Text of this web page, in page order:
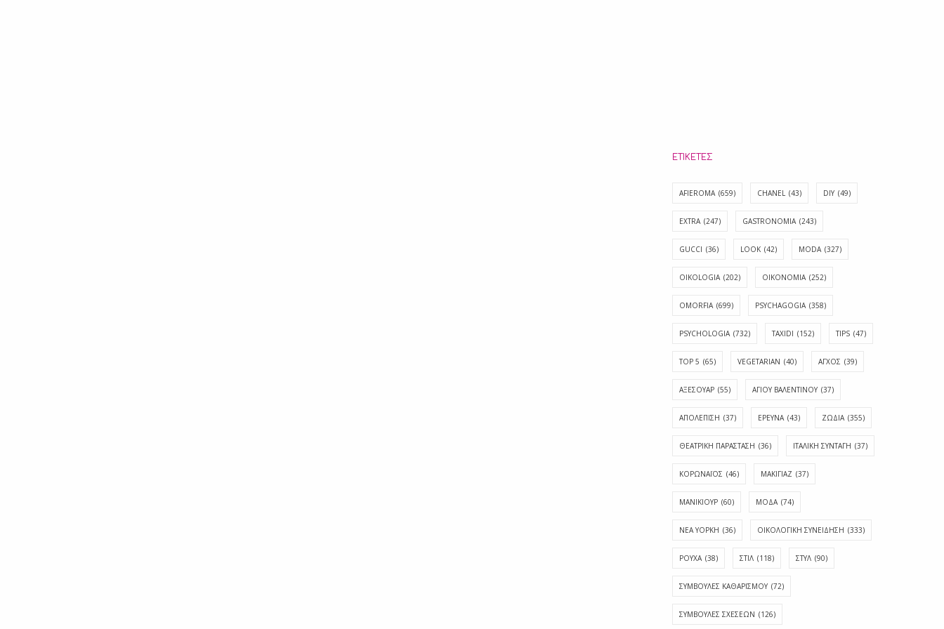
ΕΤΙΚΈΤΕΣ
AFIEROMA (659) CHANEL (43) DIY (49)
EXTRA (247) GASTRONOMIA (243)
GUCCI (36) LOOK (42) MODA (327)
OIKOLOGIA (202) OIKONOMIA (252)
OMORFIA (699) PSYCHAGOGIA (358)
PSYCHOLOGIA (732) TAXIDI (152) TIPS (47)
TOP 5 (65) VEGETARIAN (40) ΑΓΧΟΣ (39)
ΑΞΕΣΟΥΑΡ (55) ΑΓΊΟΥ ΒΑΛΕΝΤΊΝΟΥ (37)
ΑΠΟΛΈΠΙΣΗ (37) ΕΡΕΥΝΑ (43) ΖΩΔΙΑ (355)
ΘΕΑΤΡΙΚΗ ΠΑΡΑΣΤΑΣΗ (36) ΙΤΑΛΙΚΗ ΣΥΝΤΑΓΗ (37)
ΚΟΡΩΝΑΪΟΣ (46) ΜΑΚΙΓΙΑΖ (37)
ΜΑΝΙΚΙΟΥΡ (60) ΜΟΔΑ (74)
ΝΕΑ ΥΟΡΚΗ (36) ΟΙΚΟΛΟΓΙΚΗ ΣΥΝΕΙΔΗΣΗ (333)
ΡΟΥΧΑ (38) ΣΤΙΛ (118) ΣΤΥΛ (90)
ΣΥΜΒΟΥΛΕΣ ΚΑΘΑΡΙΣΜΟΥ (72)
ΣΥΜΒΟΥΛΕΣ ΣΧΕΣΕΩΝ (126)